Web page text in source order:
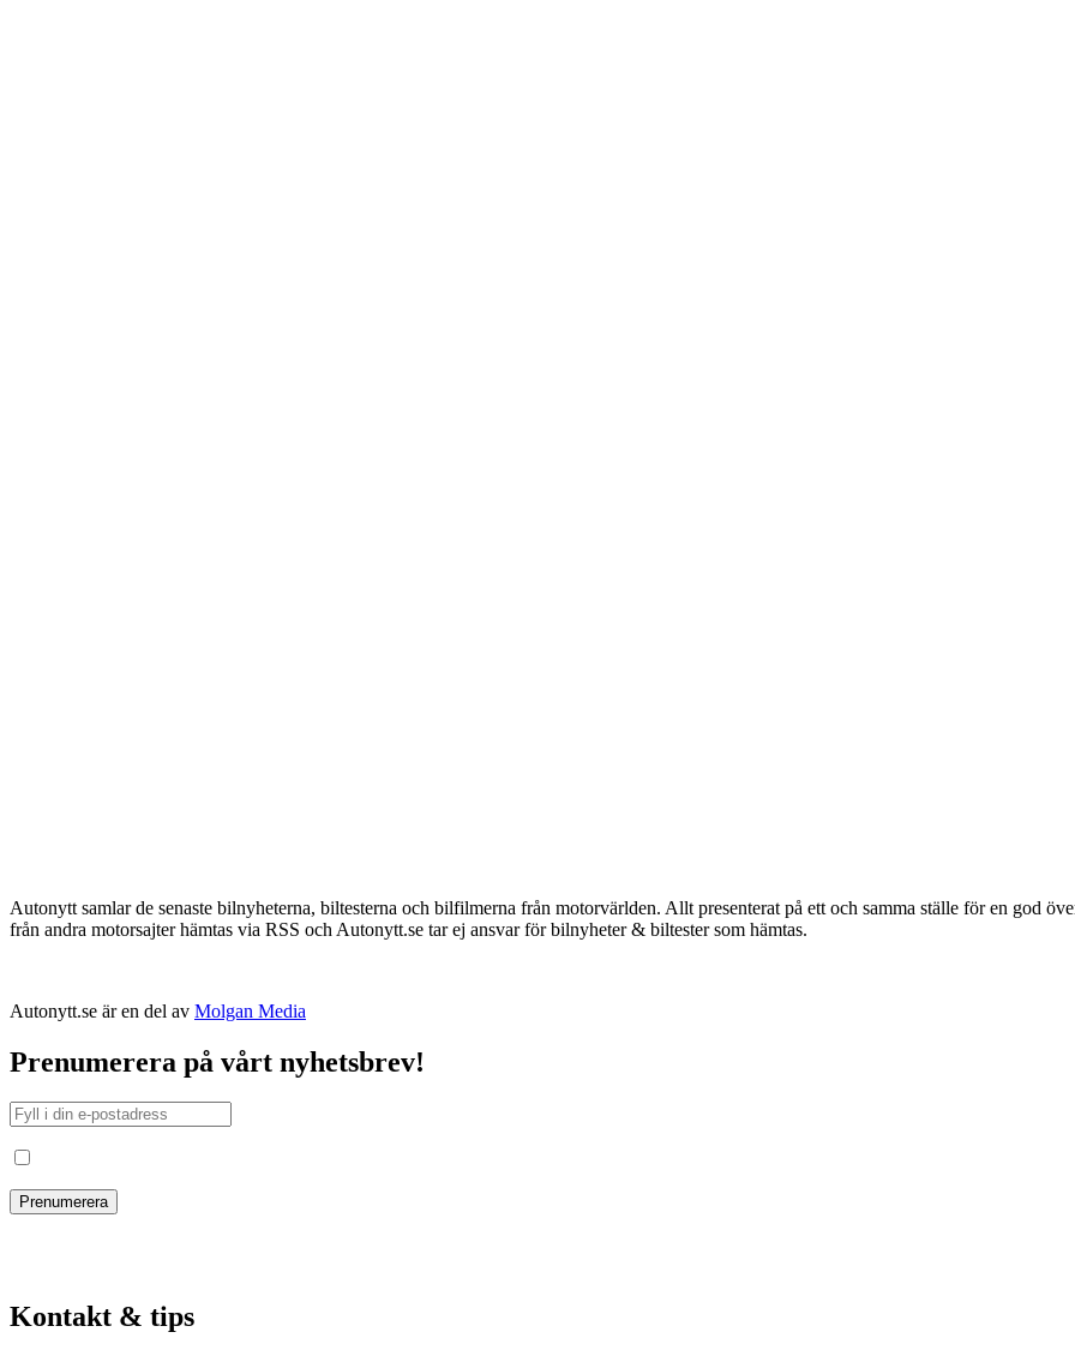
Autonytt samlar de senaste bilnyheterna, biltesterna och bilfilmerna från motorvärlden. Allt presenterat på ett och samma ställe för en god
från andra motorsajter hämtas via RSS och Autonytt.se tar ej ansvar för bilnyheter & biltester som hämtas.
Autonytt.se är en del av Molgan Media
Prenumerera på vårt nyhetsbrev!
Kontakt & tips